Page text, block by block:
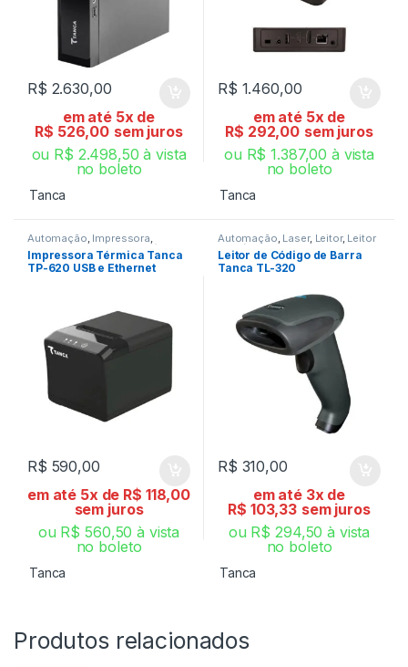
R$ 2.630,00
em até 5x de
R$ 526,00 sem juros
ou R$ 2.498,50 à vista
no boleto
Tanca
R$ 1.460,00
em até 5x de
R$ 292,00 sem juros
ou R$ 1.387,00 à vista
no boleto
Tanca
Automação Impressora
Impressora Não Fiscal Térmica
Impressora Térmica Tanca
TP-620 USB e Ethernet
R$ 590,00
em até 5x de R$ 118,00
sem juros
ou R$ 560,50 à vista
no boleto
Tanca
Automação Laser, Leitor, Leitor
de Código de Barra
Leitor de Código de Barra
Tanca TL-320
R$ 310,00
em até 3x de
R$ 103,33 sem juros
ou R$ 294,50 à vista
no boleto
Tanca
Produtos relacionados